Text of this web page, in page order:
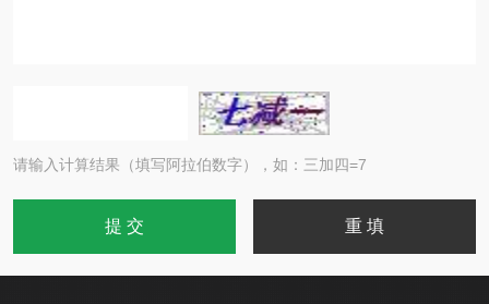
请输入计算结果（填写阿拉伯数字），如：三加四=7